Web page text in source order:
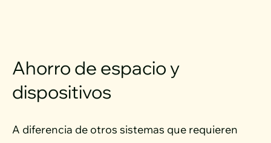
Ahorro de espacio y
dispositivos
A diferencia de otros sistemas que requieren